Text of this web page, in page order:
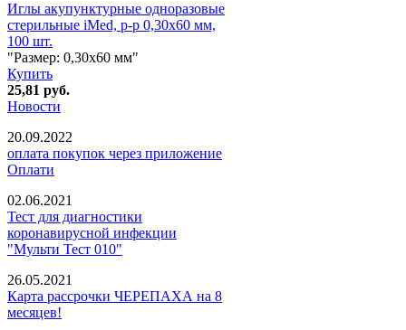
Иглы акупунктурные одноразовые
стерильные iMed, р-р 0,30х60 мм,
100 шт.
"Размер: 0,30х60 мм"
Купить
25,81 руб.
Новости
20.09.2022
оплата покупок через приложение
Оплати
02.06.2021
Тест для диагностики
коронавирусной инфекции
"Мульти Тест 010"
26.05.2021
Карта рассрочки ЧЕРЕПАХА на 8
месяцев!